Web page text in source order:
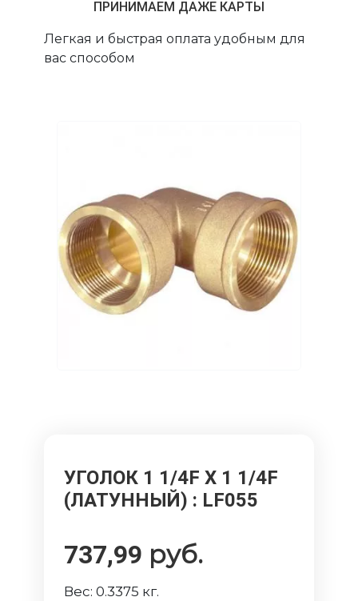
ПРИНИМАЕМ ДАЖЕ КАРТЫ
Легкая и быстрая оплата удобным для
вас способом
УГОЛОК 1 1/4F Х 1 1/4F
(ЛАТУННЫЙ) : LF055
737,99 руб.
Вес:0.3375 кг.